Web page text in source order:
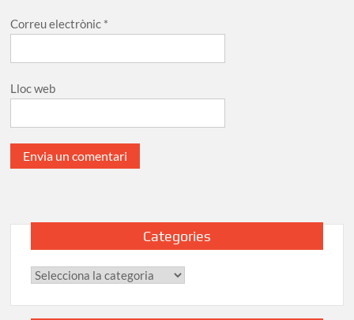
Correu electrònic *
Lloc web
Categories
Categories